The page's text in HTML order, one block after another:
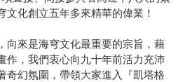
化創立五年多來精華的偉業！
向來是海穹文化最重要的宗旨，藉
作，我們衷心向九十年前活力充沛
奇幻氛圍，帶領大家進入『凱塔格